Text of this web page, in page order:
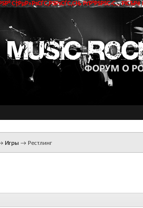
С†РµР»РѕСЃС‚РЅРѕСЃС‚СЊ РґР°РЅРЅС‹С…
Игры → Рестлинг